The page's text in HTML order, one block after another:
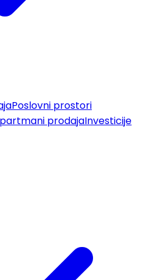
Poslovni prostori
prodajaInvesticije